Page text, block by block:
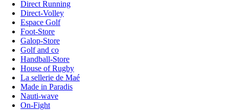
Direct Running
Direct-Volley
Espace Golf
Foot-Store
Galop-Store
Golf and co
Handball-Store
House of Rugby
La sellerie de Maé
Made in Paradis
Nauti-wave
On-Fight